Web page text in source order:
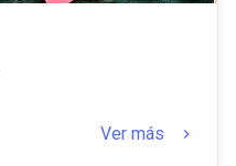
Ver más keyboard_arrow_right